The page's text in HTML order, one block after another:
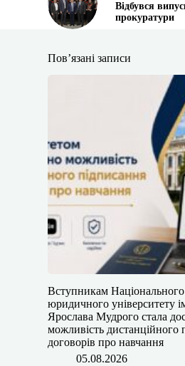
Відбувся
прокуратури
Пов’язані записи
​​Вступникам Національного
юридичного університету
Ярослава Мудрого⁠ стала
можливість дистанційного
договорів про навчання
05.08.2026